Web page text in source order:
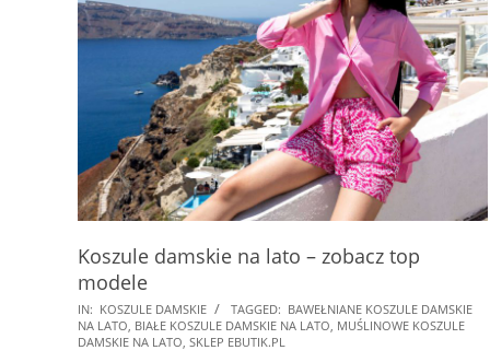
Koszule damskie na lato – zobacz top
modele
2026-
06-
IN: KOSZULE DAMSKIE TAGGED: BAWEŁNIANE KOSZULE DAMSKIE
NA LATO, BIAŁE KOSZULE DAMSKIE NA LATO, MUŚLINOWE KOSZULE
DAMSKIE NA LATO, SKLEP EBUTIK.PL